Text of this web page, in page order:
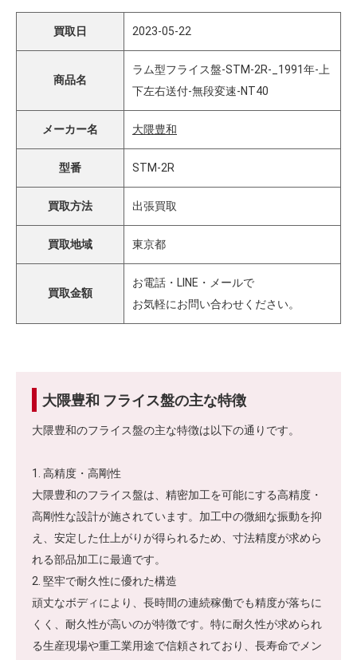
買取日 2023-05-22
商品名
ラム型フライス盤-STM-2R-_1991年-上
下左右送付-無段変速-NT40
メーカー名 大隈豊和
型番 STM-2R
買取方法 出張買取
買取地域 東京都
買取金額
お電話・LINE・メールで
お気軽にお問い合わせください。
大隈豊和 フライス盤の主な特徴
大隈豊和のフライス盤の主な特徴は以下の通りです。
1. 高精度・高剛性
大隈豊和のフライス盤は、精密加工を可能にする高精度・
高剛性な設計が施されています。加工中の微細な振動を抑
え、安定した仕上がりが得られるため、寸法精度が求めら
れる部品加工に最適です。
2. 堅牢で耐久性に優れた構造
頑丈なボディにより、長時間の連続稼働でも精度が落ちに
くく、耐久性が高いのが特徴です。特に耐久性が求められ
る生産現場や重工業用途で信頼されており、長寿命でメン